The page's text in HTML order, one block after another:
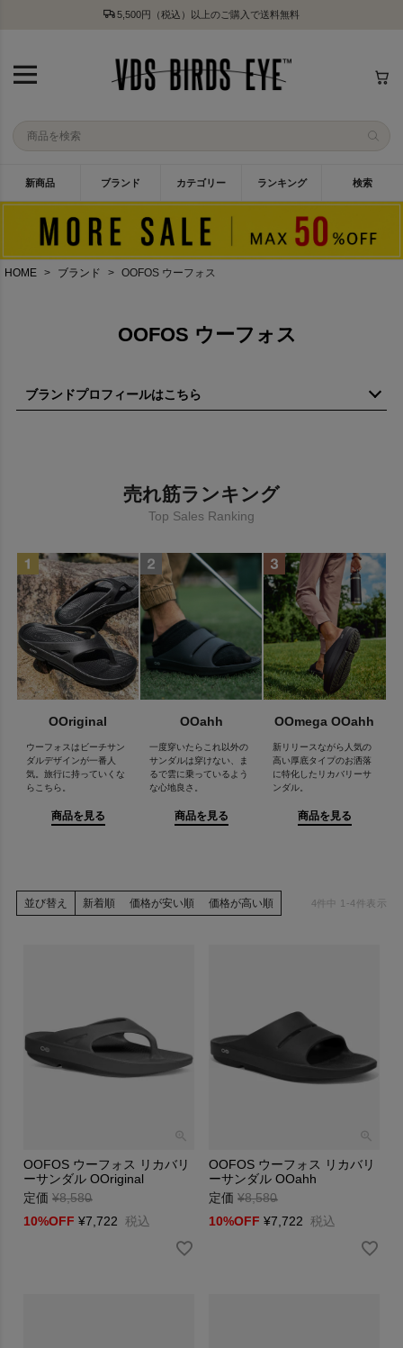
5,500円（税込）以上のご購入で送料無料
新商品 ブランド カテゴリー ランキング 検索
HOME ブランド OOFOS ウーフォス
OOFOS ウーフォス
ブランドプロフィールはこちら
のコハセットでスポーツ選手やトレーナー、大手シューズメーカ
ーの製品開発に携わるベテランチームにより、2 年半の歳月をか
足裏への衝撃が大きいシューズは世の中に溢れているが、衝撃を
吸収しリカバリーを目的とするシューズがないことに気付いた彼
らは、OOFOS® を作りリカバリーシューズのパイオニアとなり
ました。
OOFOS® 製品に使われている特殊素材 OOfoam は、前進力を生
む事を目的とした一般的な EVA 素材のミッドソールと異なり、衝
撃の反発を 37% 抑えることができ着地による足裏への衝撃を軽
減することができます。そのため膝、腰、背中にかかる負担を軽
減でき、また人間工学に基づいて設計されたフットベットによ
り、足を優しく包み込み、土踏まずをしっかりサポートします。
現在アメリカでは、2011 年の立ち上げからリカバリーシューズ
への理解が年々深まり、 2020 年にはランショップを中心に 4500
売れ筋ランキング
Top Sales Ranking
OOriginal
ウーフォスはビーチサン
ダルデザインが一番人
気。旅行に持っていくな
らこちら。
商品を見る
OOahh
一度穿いたらこれ以外の
サンダルは穿けない、ま
るで雲に乗っているよう
な心地良さ。
商品を見る
OOmega OOahh
新リリースながら人気の
高い厚底タイプのお洒落
に特化したリカバリーサ
ンダル。
商品を見る
並び替え 新着順 価格が安い順 価格が高い順 4件中 1 -4 件表示
OOFOS ウーフォス リカバリ
ーサンダル OOriginal
定価 ¥8,580
→
10%OFF ¥7,722 税込
OOFOS ウーフォス リカバリ
ーサンダル OOahh
定価 ¥8,580
→
10%OFF ¥7,722 税込